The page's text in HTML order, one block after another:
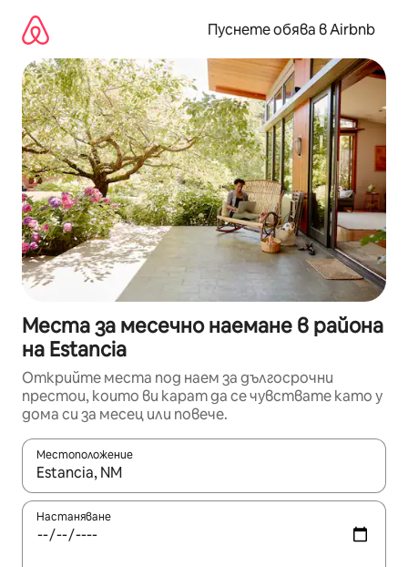
съдържанието
Пуснете обява в Airbnb
Места за месечно наемане в района
на Estancia
Открийте места под наем за дългосрочни
престои, които ви карат да се чувствате като у
дома си за месец или повече.
Местоположение
Когато резултатите се покажат, използвайте
Настаняване